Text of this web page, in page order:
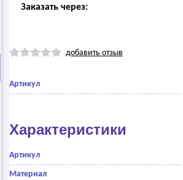
Заказать через:
добавить отзыв
Артикул
Характеристики
Артикул
Материал